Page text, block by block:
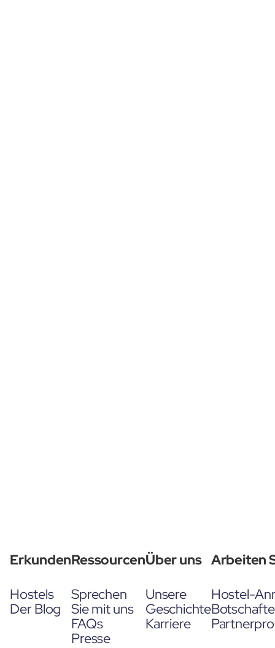
Erkunden
Hostels
Der Blog
Ressourcen
Sprechen
Sie mit uns
FAQs
Presse
Über uns
Unsere
Geschichte
Karriere
Arbeiten
Hostel-